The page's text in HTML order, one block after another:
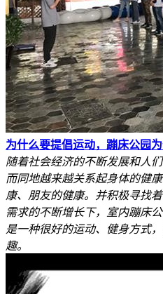
为什么要提倡运动，蹦床公园
随着社会经济的不断发展和人
而同地越来越关系起身体的健
康、朋友的健康。并积极寻找
需求的不断增长下，室内蹦床
是一种很好的运动、健身方式
趣。